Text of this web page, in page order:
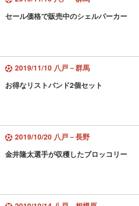
セール価格で販売中のシェルパーカー
2019/11/10 八戸－群馬
お得なリストバンド2個セット
2019/10/20 八戸－長野
金井隆太選手が収穫したブロッコリー